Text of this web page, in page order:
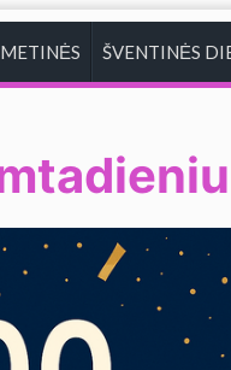
ŠVENTINĖS